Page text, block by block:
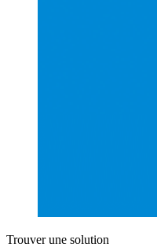
Trouver une solution